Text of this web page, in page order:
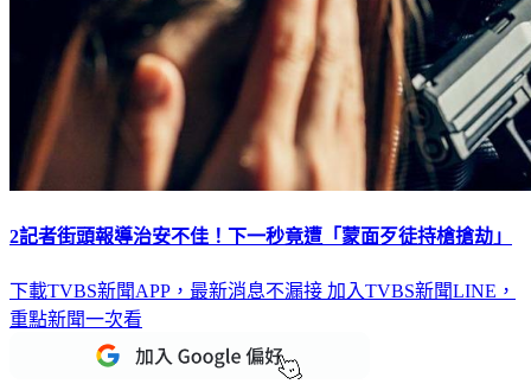
2記者街頭報導治安不佳！下一秒竟遭「蒙面歹徒持槍搶劫」
下載TVBS新聞APP，最新消息不漏接 加入TVBS新聞LINE，
重點新聞一次看